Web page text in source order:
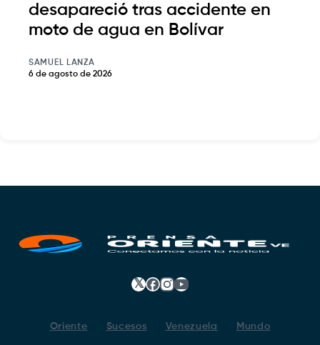
desapareció tras accidente en
moto de agua en Bolívar
SAMUEL LANZA
6 de agosto de 2026
𝕏 Facebook
Instagram
YouTube
Oriente Sucesos Venezuela Mundo